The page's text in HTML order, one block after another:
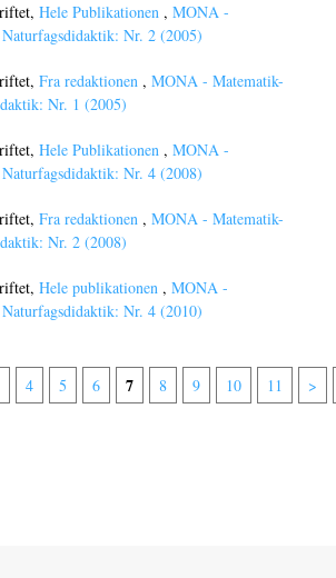
Hele Publikationen , MONA -
Nr. 2 (2005)
Fra redaktionen , MONA - Matematik-
Nr. 1 (2005)
Hele Publikationen , MONA -
Nr. 4 (2008)
Fra redaktionen , MONA - Matematik-
Nr. 2 (2008)
Hele publikationen , MONA -
Nr. 4 (2010)
4 5 6 7 8 9 10 11 >